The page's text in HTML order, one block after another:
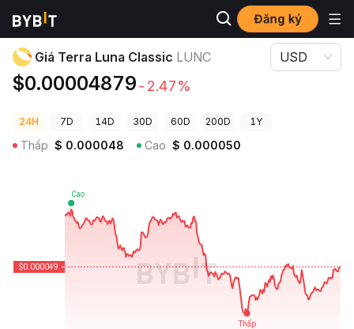
Đăng ký
Giá Tiền Điện Tử Giá Terra Luna Classic LUNC
Giá Terra Luna Classic LUNC
$0.00004879-2.47%
USD
24H 7D 14D 30D 60D 200D 1Y
Thấp $ 0.000048 Cao $ 0.000050